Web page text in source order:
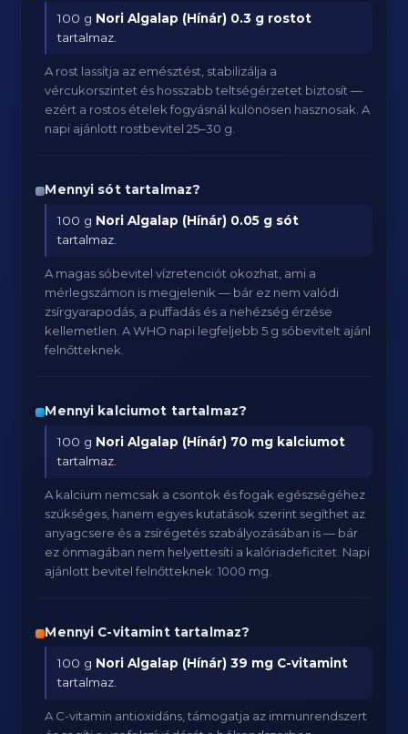
100 g Nori Algalap (Hínár) 0.3 g rostot
tartalmaz.
A rost lassítja az emésztést, stabilizálja a
vércukorszintet és hosszabb teltségérzetet biztosít —
ezért a rostos ételek fogyásnál különösen hasznosak. A
napi ajánlott rostbevitel 25–30 g.
Mennyi sót tartalmaz?
100 g Nori Algalap (Hínár) 0.05 g sót
tartalmaz.
A magas sóbevitel vízretenciót okozhat, ami a
mérlegszámon is megjelenik — bár ez nem valódi
zsírgyarapodás, a puffadás és a nehézség érzése
kellemetlen. A WHO napi legfeljebb 5 g sóbevitelt ajánl
felnőtteknek.
Mennyi kalciumot tartalmaz?
100 g Nori Algalap (Hínár) 70 mg kalciumot
tartalmaz.
A kalcium nemcsak a csontok és fogak egészségéhez
szükséges, hanem egyes kutatások szerint segíthet az
anyagcsere és a zsírégetés szabályozásában is — bár
ez önmagában nem helyettesíti a kalóriadeficitet. Napi
ajánlott bevitel felnőtteknek: 1000 mg.
Mennyi C-vitamint tartalmaz?
100 g Nori Algalap (Hínár) 39 mg C-vitamint
tartalmaz.
A C-vitamin antioxidáns, támogatja az immunrendszert